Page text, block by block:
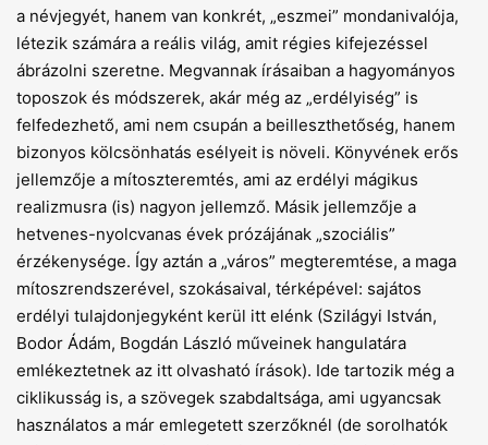
a névjegyét, hanem van konkrét, „eszmei” mondanivalója,
létezik számára a reális világ, amit régies kifejezéssel
ábrázolni szeretne. Megvannak írásaiban a hagyományos
toposzok és módszerek, akár még az „erdélyiség” is
felfedezhető, ami nem csupán a beilleszthetőség, hanem
bizonyos kölcsönhatás esélyeit is növeli. Könyvének erős
jellemzője a mítoszteremtés, ami az erdélyi mágikus
realizmusra (is) nagyon jellemző. Másik jellemzője a
hetvenes-nyolcvanas évek prózájának „szociális”
érzékenysége. Így aztán a „város” megteremtése, a maga
mítoszrendszerével, szokásaival, térképével: sajátos
erdélyi tulajdonjegyként kerül itt elénk (Szilágyi István,
Bodor Ádám, Bogdán László művei­nek hangulatára
emlékeztetnek az itt olvasható írások). Ide tartozik még a
ciklikusság is, a szövegek szabdaltsága, ami ugyancsak
használatos a már emlegetett szerzőknél (de sorolhatók